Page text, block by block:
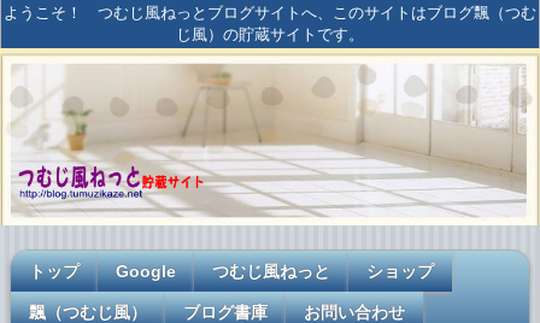
ようこそ！ つむじ風ねっとブログサイトへ、このサイトはブログ飄（つむ
じ風）の貯蔵サイトです。
トップ Google つむじ風ねっと ショップ
飄（つむじ風） ブログ書庫 お問い合わせ